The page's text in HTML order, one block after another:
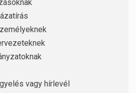
vagy hírlevél